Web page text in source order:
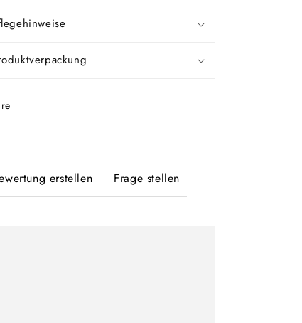
erstellen Frage stellen